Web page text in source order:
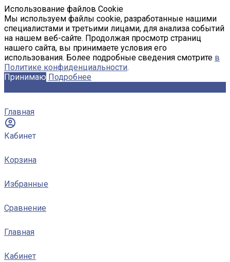
Использование файлов Cookie
Мы используем файлы cookie, разработанные нашими
специалистами и третьими лицами, для анализа событий
на нашем веб-сайте. Продолжая просмотр страниц
нашего сайта, вы принимаете условия его
использования. Более подробные сведения смотрите в
Политике конфиденциальности.
Принимаю Подробнее
Главная
Кабинет
Корзина
Избранные
Сравнение
Главная
Кабинет